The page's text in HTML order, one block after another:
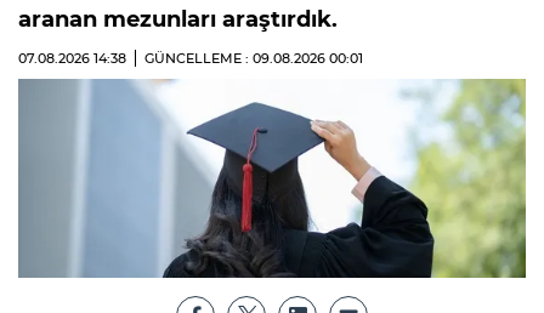
aranan mezunları araştırdık.
07.08.2026 14:38 GÜNCELLEME : 09.08.2026 00:01